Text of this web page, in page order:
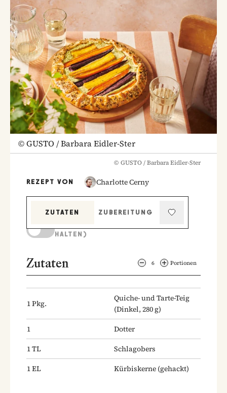
©GUSTO / Barbara Eidler-Ster
© GUSTO / Barbara Eidler-Ster
REZEPT VON Charlotte Cerny
ZUTATEN
ZUBEREITUNG
HALTEN)
Zutaten 6 Portionen
1Pkg.
Quiche- und Tarte-Teig
(Dinkel, 280 g)
1
Dotter
1TL
Schlagobers
1EL Kürbiskerne (gehackt)